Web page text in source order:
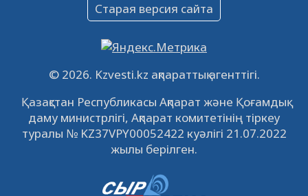
09.12.2022
Свободные рабочие места
встречу с инвесторами в Кызылорде 22
ноября
21.11.2022 14956 0
© 2026. Kzvesti.kz ақпараттық агенттігі.
Қазақстан Республикасы Ақпарат және Қоғамдық
даму министрлігі, Ақпарат комитетінің тіркеу
туралы № KZ37VPY00052422 куәлігі 21.07.2022
жылы берілген.
Старая версия сайта